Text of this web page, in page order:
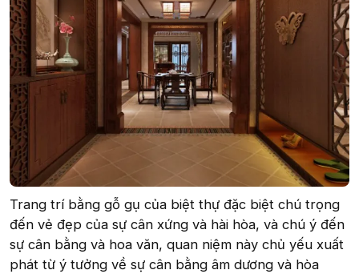
Trang trí bằng gỗ gụ của biệt thự đặc biệt chú trọng
đến vẻ đẹp của sự cân xứng và hài hòa, và chú ý đến
sự cân bằng và hoa văn, quan niệm này chủ yếu xuất
phát từ ý tưởng về sự cân bằng âm dương và hòa